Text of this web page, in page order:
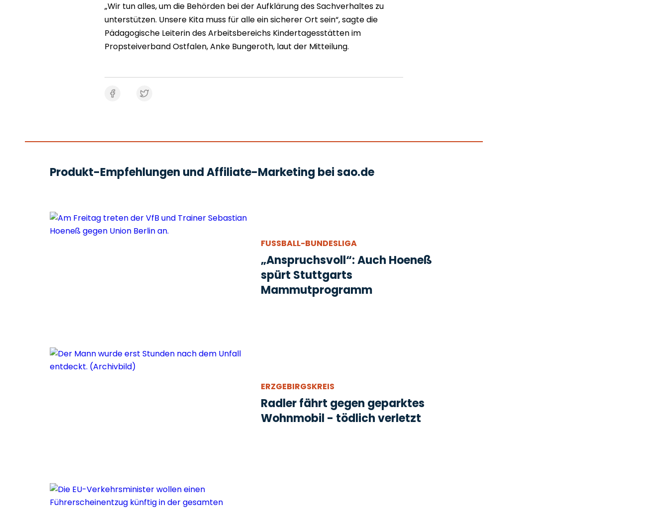
„Wir tun alles, um die Behörden bei der Aufklärung des Sachverhaltes zu
unterstützen. Unsere Kita muss für alle ein sicherer Ort sein“, sagte die
Pädagogische Leiterin des Arbeitsbereichs Kindertagesstätten im
Propsteiverband Ostfalen, Anke Bungeroth, laut der Mitteilung.
Produkt-Empfehlungen und Affiliate-Marketing bei sao.de
FUSSBALL-BUNDESLIGA
„Anspruchsvoll“: Auch Hoeneß
spürt Stuttgarts
Mammutprogramm
ERZGEBIRGSKREIS
Radler fährt gegen geparktes
Wohnmobil - tödlich verletzt